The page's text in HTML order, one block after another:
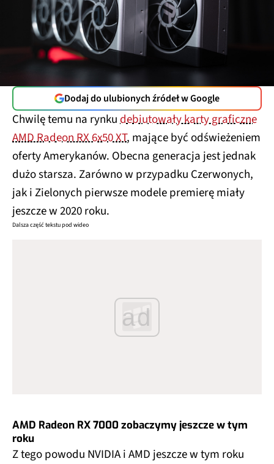
Dodaj do ulubionych źródeł w Google
Chwilę temu na rynkudebiutowały karty graficzne
AMD Radeon RX 6x50 XT, mające być odświeżeniem
oferty Amerykanów. Obecna generacja jest jednak
dużo starsza. Zarówno w przypadku Czerwonych,
jak i Zielonych pierwsze modele premierę miały
jeszcze w 2020 roku.
Dalsza część tekstu pod wideo
ad
AMD Radeon RX 7000 zobaczymy jeszcze w tym
roku
Z tego powodu NVIDIA i AMD jeszcze w tym roku